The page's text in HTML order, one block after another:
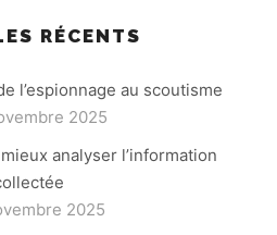
RÉCENTS
l’espionnage au scoutisme
2025
analyser l’information
2025